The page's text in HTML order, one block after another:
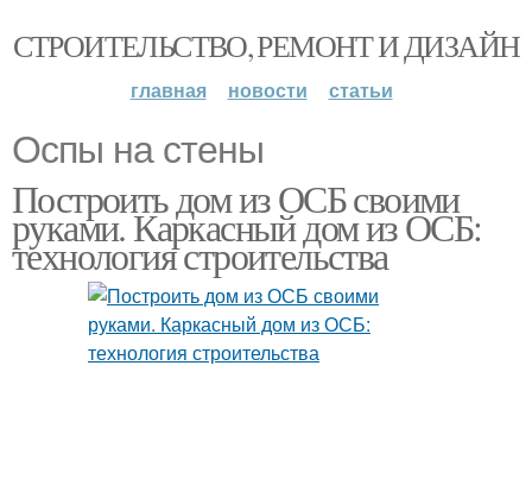
СТРОИТЕЛЬСТВО, РЕМОНТ И ДИЗАЙН
главная новости статьи
Оспы на стены
Построить дом из ОСБ своими
руками. Каркасный дом из ОСБ:
технология строительства